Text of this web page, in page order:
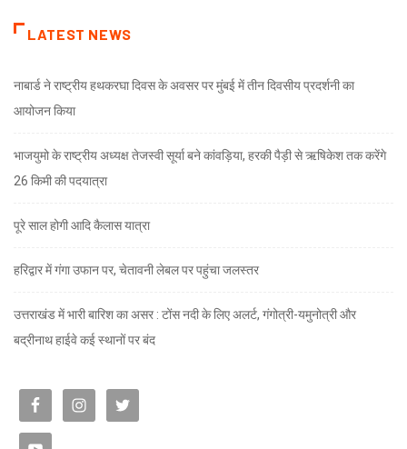
LATEST NEWS
नाबार्ड ने राष्ट्रीय हथकरघा दिवस के अवसर पर मुंबई में तीन दिवसीय प्रदर्शनी का
आयोजन किया
भाजयुमो के राष्ट्रीय अध्यक्ष तेजस्वी सूर्या बने कांवड़िया, हरकी पैड़ी से ऋषिकेश तक करेंगे
26 किमी की पदयात्रा
पूरे साल होगी आदि कैलास यात्रा
हरिद्वार में गंगा उफान पर, चेतावनी लेबल पर पहुंचा जलस्तर
उत्तराखंड में भारी बारिश का असर : टोंस नदी के लिए अलर्ट, गंगोत्री-यमुनोत्री और
बद्रीनाथ हाईवे कई स्थानों पर बंद